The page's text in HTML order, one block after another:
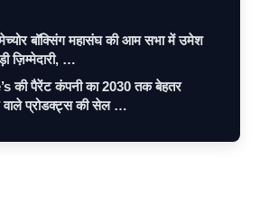
बॉक्सिंग महासंघ की आम सभा में उमेश
ज़िम्मेदारी, …
की पैरेंट कंपनी का 2030 तक बेहतर
वाले प्रोडक्ट्स की सेल …